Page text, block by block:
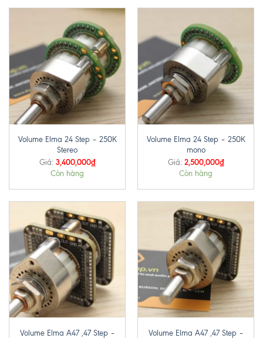
Volume Elma 24 Step – 250K
Stereo
Giá: 3,400,000₫
Còn hàng
Volume Elma 24 Step – 250K
mono
Giá: 2,500,000₫
Còn hàng
Volume Elma A47 ,47 Step –
Volume Elma A47 ,47 Step –